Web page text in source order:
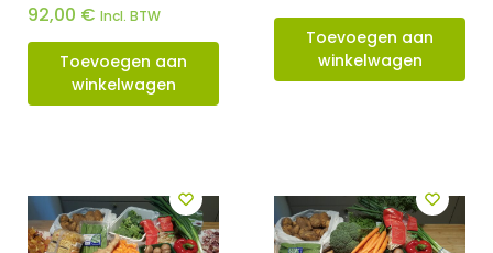
92,00 € Incl. BTW
Toevoegen aan
winkelwagen
Toevoegen aan
winkelwagen